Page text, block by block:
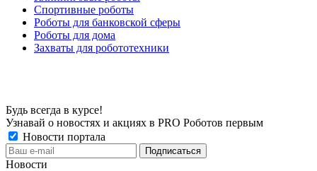
Спортивные роботы
Роботы для банковской сферы
Роботы для дома
Захваты для робототехники
Будь всегда в курсе!
Узнавай о новостях и акциях в PRO Роботов первым
Новости портала
Новости